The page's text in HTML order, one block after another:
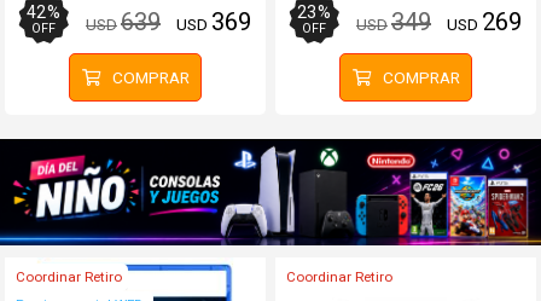
42%
OFF USD639 USD 369
COMPRAR
23%
OFF USD349 USD 269
COMPRAR
Coordinar Retiro
Coordinar Retiro